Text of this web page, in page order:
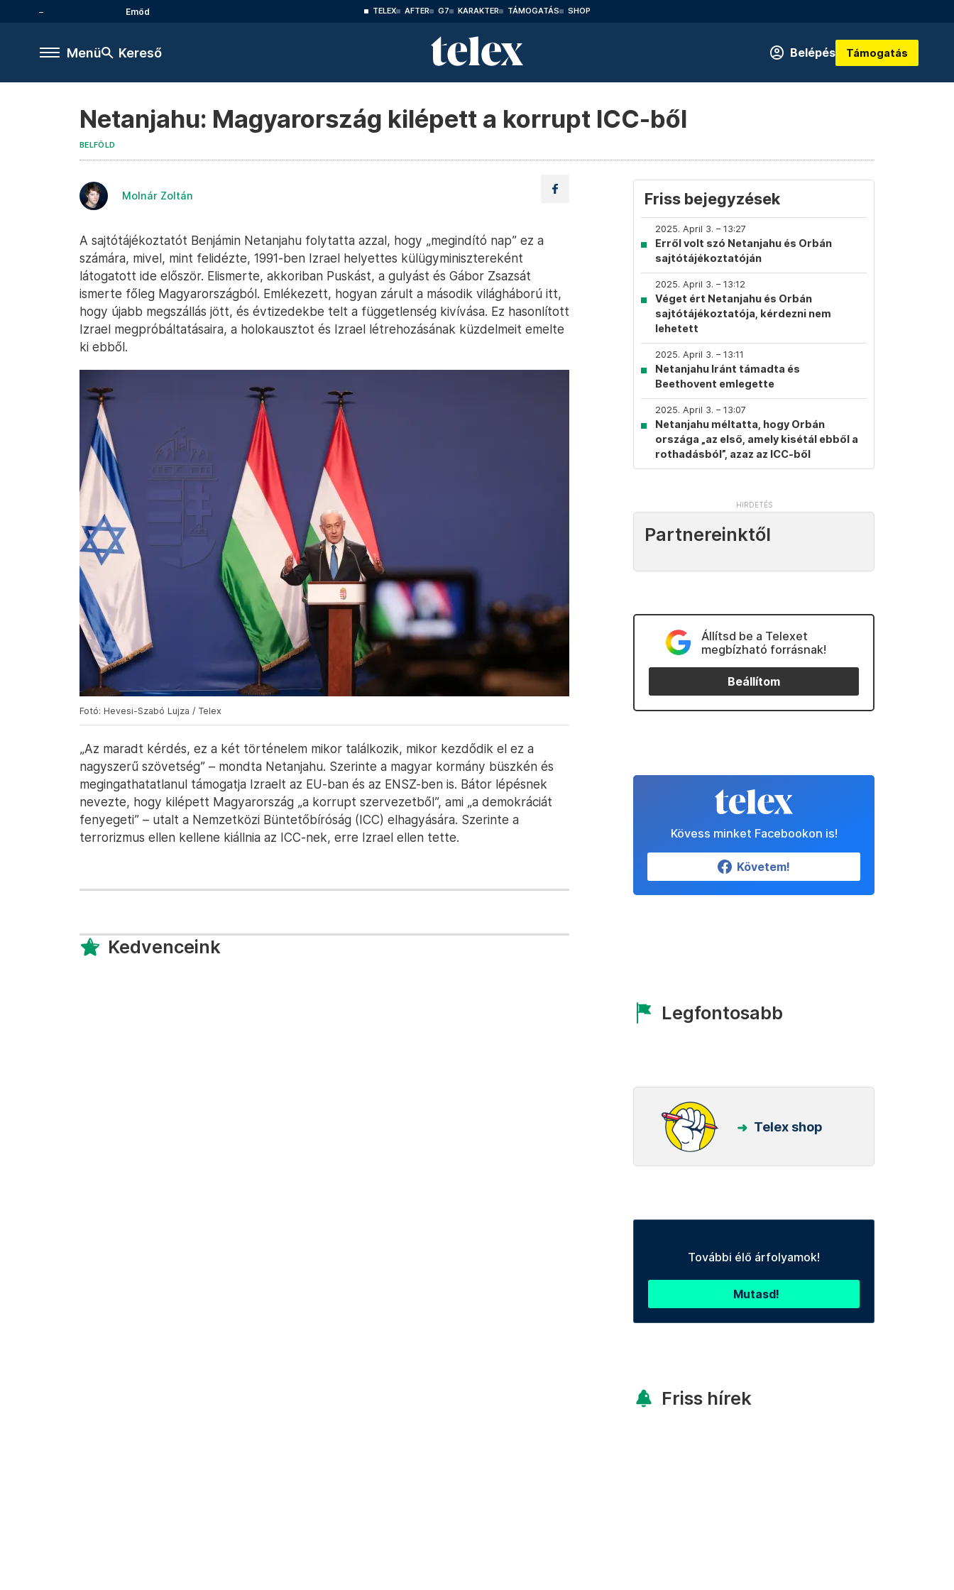
Emőd TELEX AFTER G7 KARAKTER TÁMOGATÁS SHOP
Menü Kereső Belépés Támogatás
Netanjahu: Magyarország kilépett a korrupt ICC-ből
BELFÖLD
Molnár Zoltán
A sajtótájékoztatót Benjámin Netanjahu folytatta azzal, hogy „megindító nap” ez a
számára, mivel, mint felidézte, 1991-ben Izrael helyettes külügyminisztereként
látogatott ide először. Elismerte, akkoriban Puskást, a gulyást és Gábor Zsazsát
ismerte főleg Magyarországból. Emlékezett, hogyan zárult a második világháború itt,
hogy újabb megszállás jött, és évtizedekbe telt a függetlenség kivívása. Ez hasonlított
Izrael megpróbáltatásaira, a holokausztot és Izrael létrehozásának küzdelmeit emelte
ki ebből.
Fotó: Hevesi-Szabó Lujza / Telex
„Az maradt kérdés, ez a két történelem mikor találkozik, mikor kezdődik el ez a
nagyszerű szövetség” – mondta Netanjahu. Szerinte a magyar kormány büszkén és
megingathatatlanul támogatja Izraelt az EU-ban és az ENSZ-ben is. Bátor lépésnek
nevezte, hogy kilépett Magyarország „a korrupt szervezetből”, ami „a demokráciát
fenyegeti” – utalt a Nemzetközi Büntetőbíróság (ICC) elhagyására. Szerinte a
terrorizmus ellen kellene kiállnia az ICC-nek, erre Izrael ellen tette.
Kedvenceink
Friss bejegyzések
2025. April 3. – 13:27
Erről volt szó Netanjahu és Orbán
sajtótájékoztatóján
2025. April 3. – 13:12
Véget ért Netanjahu és Orbán
sajtótájékoztatója, kérdezni nem
lehetett
2025. April 3. – 13:11
Netanjahu Iránt támadta és
Beethovent emlegette
2025. April 3. – 13:07
Netanjahu méltatta, hogy Orbán
országa „az első, amely kisétál ebből a
rothadásból”, azaz az ICC-ből
Partnereinktől
Állítsd be a Telexet
megbízható forrásnak!
Beállítom
Kövess minket Facebookon is!
Követem!
Legfontosabb
Telex shop
További élő árfolyamok!
Mutasd!
Friss hírek